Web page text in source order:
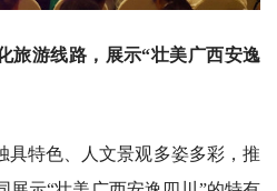
旅游线路，展示“壮美广西安逸
具特色、人文景观多姿多彩，推